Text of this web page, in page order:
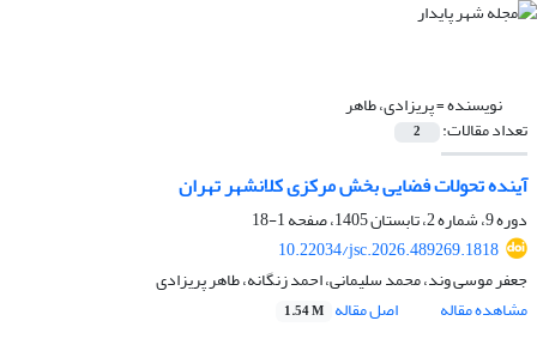
نویسنده =پریزادی، طاهر
تعداد مقالات: 2
آینده تحولات فضایی بخش مرکزی کلانشهر تهران
دوره 9، شماره 2، تابستان 1405، صفحه
1-18
10.22034/jsc.2026.489269.1818
جعفر موسی وند، محمد سلیمانی، احمد زنگانه، طاهر پریزادی
مشاهده مقاله
اصل مقاله 1.54 M